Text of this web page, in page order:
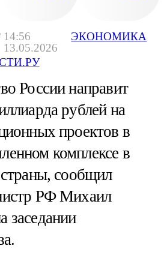
14:56
13.05.2026
ЭКОНОМИКА
России направит
рублей на
проектов в
комплексе в
сообщил
РФ Михаил
заседании